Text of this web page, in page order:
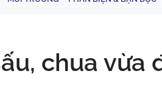
chua vừa